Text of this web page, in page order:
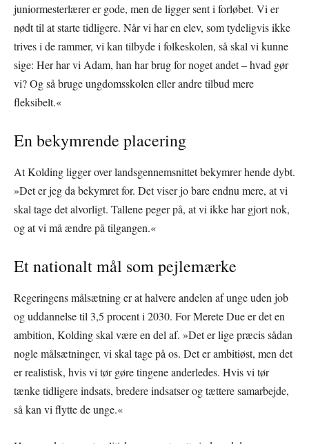
juniormesterlærer er gode, men de ligger sent i forløbet. Vi er
nødt til at starte tidligere. Når vi har en elev, som tydeligvis ikke
trives i de rammer, vi kan tilbyde i folkeskolen, så skal vi kunne
sige: Her har vi Adam, han har brug for noget andet – hvad gør
vi? Og så bruge ungdomsskolen eller andre tilbud mere
fleksibelt.«
En bekymrende placering
At Kolding ligger over landsgennemsnittet bekymrer hende dybt.
»Det er jeg da bekymret for. Det viser jo bare endnu mere, at vi
skal tage det alvorligt. Tallene peger på, at vi ikke har gjort nok,
og at vi må ændre på tilgangen.«
Et nationalt mål som pejlemærke
Regeringens målsætning er at halvere andelen af unge uden job
og uddannelse til 3,5 procent i 2030. For Merete Due er det en
ambition, Kolding skal være en del af. »Det er lige præcis sådan
nogle målsætninger, vi skal tage på os. Det er ambitiøst, men det
er realistisk, hvis vi tør gøre tingene anderledes. Hvis vi tør
tænke tidligere indsats, bredere indsatser og tættere samarbejde,
så kan vi flytte de unge.«